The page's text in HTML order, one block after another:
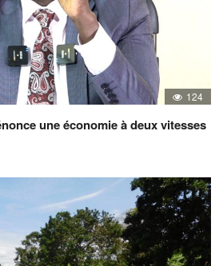
124
une économie à deux vitesses